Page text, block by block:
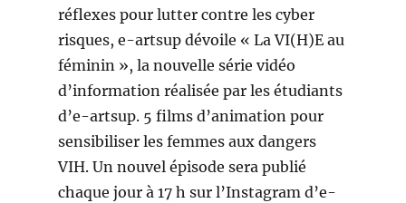
réflexes pour lutter contre les cyber
risques, e-artsup dévoile « La VI(H)E au
féminin », la nouvelle série vidéo
d’information réalisée par les étudiants
d’e-artsup. 5 films d’animation pour
sensibiliser les femmes aux dangers
VIH. Un nouvel épisode sera publié
chaque jour à 17 h sur l’Instagram d’e-